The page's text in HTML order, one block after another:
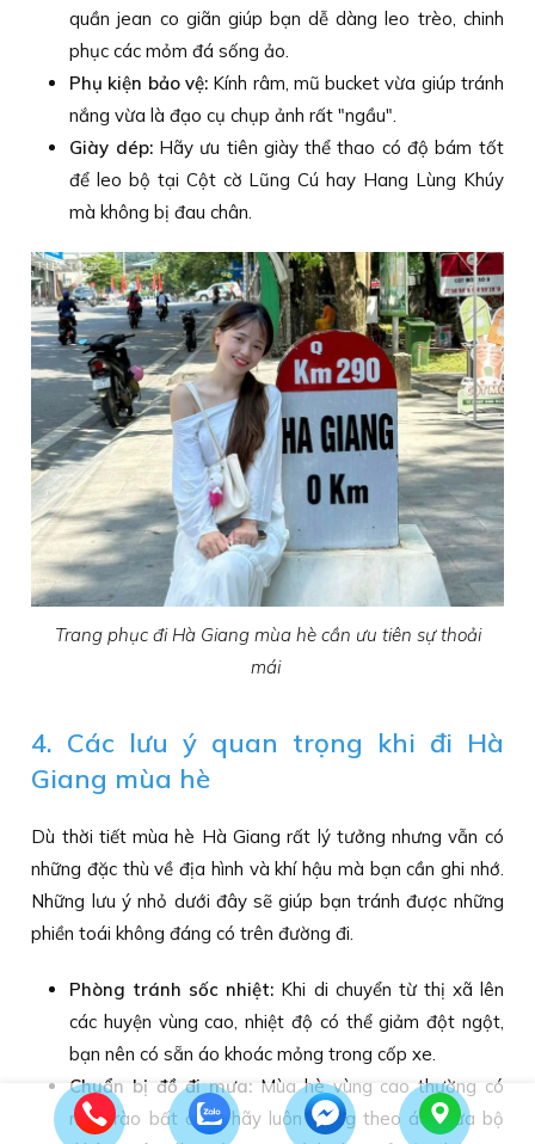
quần jean co giãn giúp bạn dễ dàng leo trèo, chinh
phục các mỏm đá sống ảo.
Phụ kiện bảo vệ:Kính râm, mũ bucket vừa giúp tránh
nắng vừa là đạo cụ chụp ảnh rất "ngầu".
Giày dép:Hãy ưu tiên giày thể thao có độ bám tốt
để leo bộ tại Cột cờ Lũng Cú hay Hang Lùng Khúy
mà không bị đau chân.
Trang phục đi Hà Giang mùa hè cần ưu tiên sự thoải
mái
4. Các lưu ý quan trọng khi đi Hà
Giang mùa hè
Dù thời tiết mùa hè Hà Giang rất lý tưởng nhưng vẫn có
những đặc thù về địa hình và khí hậu mà bạn cần ghi nhớ.
Những lưu ý nhỏ dưới đây sẽ giúp bạn tránh được những
phiền toái không đáng có trên đường đi.
Phòng tránh sốc nhiệt: Khi di chuyển từ thị xã lên
các huyện vùng cao, nhiệt độ có thể giảm đột ngột,
bạn nên có sẵn áo khoác mỏng trong cốp xe.
Chuẩn bị đồ đi mưa: Mùa hè vùng cao thường có
mưa rào bất chợt, hãy luôn mang theo áo mưa bộ